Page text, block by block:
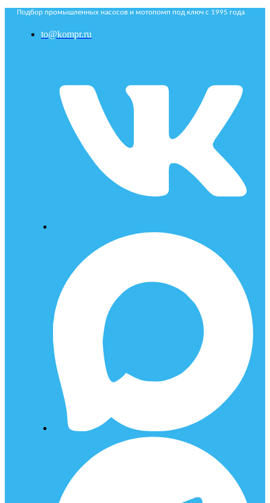
Подбор промышленных насосов и мотопомп под ключ с 1995 года
to@kompr.ru